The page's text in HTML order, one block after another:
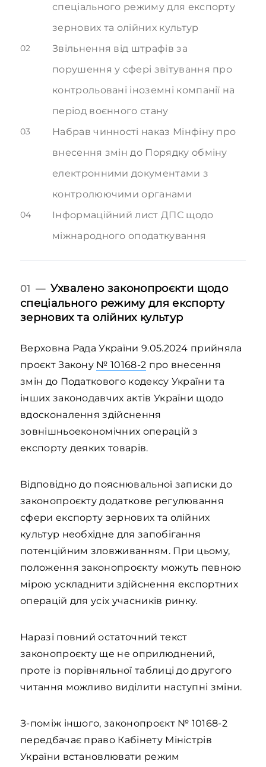
спеціального режиму для експорту
зернових та олійних культур
02
Звільнення від штрафів за
порушення у сфері звітування про
контрольовані іноземні компанії на
період воєнного стану
03
Набрав чинності наказ Мінфіну про
внесення змін до Порядку обміну
електронними документами з
контролюючими органами
04
Інформаційний лист ДПС щодо
міжнародного оподаткування
01 —Ухвалено законопроєкти щодо
спеціального режиму для експорту
зернових та олійних культур
Верховна Рада України 9.05.2024 прийняла
проєкт Закону № 10168-2 про внесення
змін до Податкового кодексу України та
інших законодавчих актів України щодо
вдосконалення здійснення
зовнішньоекономічних операцій з
експорту деяких товарів.
Відповідно до пояснювальної записки до
законопроєкту додаткове регулювання
сфери експорту зернових та олійних
культур необхідне для запобігання
потенційним зловживанням. При цьому,
положення законопроєкту можуть певною
мірою ускладнити здійснення експортних
операцій для усіх учасників ринку.
Наразі повний остаточний текст
законопроєкту ще не оприлюднений,
проте із порівняльної таблиці до другого
читання можливо виділити наступні зміни.
З-поміж іншого, законопроєкт № 10168-2
передбачає право Кабінету Міністрів
України встановлювати режим